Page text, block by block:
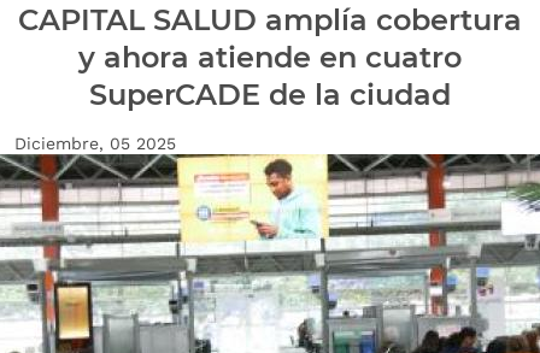
CAPITAL SALUD amplía cobertura
y ahora atiende en cuatro
SuperCADE de la ciudad
Fecha de creación
Diciembre, 05 2025
Imagen Noticia